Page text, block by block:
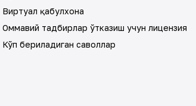
Виртуал қабулхона
Оммавий тадбирлар ўтказиш учун лицензия
Кўп бериладиган саволлар